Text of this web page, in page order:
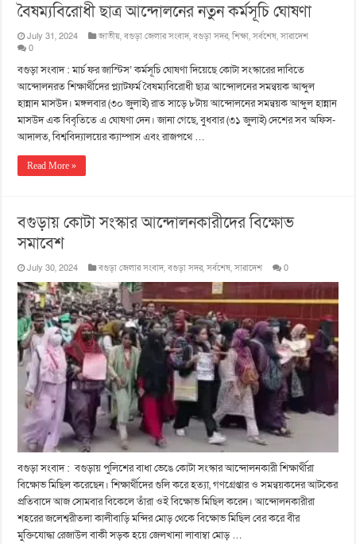
বৈষম্যবিরোধী ছাত্র আন্দোলনের নতুন কর্মসূচি ঘোষণা
July 31, 2024 জাতীয়,বগুড়া জেলার সংবাদ,বগুড়া সদর,শিক্ষা,সর্বশেষ,সারাদেশ
0
বগুড়া সংবাদ : মার্চ ফর জাস্টিস’ কর্মসূচি ঘোষণা দিয়েছে কোটা সংস্কারের দাবিতে
আন্দোলনরত শিক্ষার্থীদের প্ল্যাটফর্ম বৈষম্যবিরোধী ছাত্র আন্দোলনের সমন্বয়ক আব্দুল
হান্নান মাসউদ। মঙ্গলবার (৩০ জুলাই) রাত সাড়ে ৮টায় আন্দোলনের সমন্বয়ক আব্দুল হান্নান
মাসউদ এক বিবৃতিতে এ ঘোষণা দেন। জানা গেছে, বুধবার (৩১ জুলাই) দেশের সব অফিস-
আদালত, বিশ্ববিদ্যালয়ের ক্যাম্পাস এবং রাজপথে …
Read More »
বগুড়ায় কোটা সংস্কার আন্দোলনকারীদের বিক্ষোভ
সমাবেশ
July 30, 2024 বগুড়া জেলার সংবাদ,বগুড়া সদর,সর্বশেষ,সারাদেশ 0
বগুড়া সংবাদ : বগুড়ায় পুলিশের বাধা ভেঙে কোটা সংস্কার আন্দোলনকারী শিক্ষার্থীরা
বিক্ষোভ মিছিল করেছেন। শিক্ষার্থীদের গুলি করে হত্যা, গণগ্রেপ্তার ও সমন্বয়কদের আটকের
প্রতিবাদে আজ সোমবার বিকেলে তাঁরা ওই বিক্ষোভ মিছিল করেন। আন্দোলনকারীরা
শহরের জলেশ্বরীতলা কালীবাড়ি মন্দির মোড় থেকে বিক্ষোভ মিছিল বের করে বীর
মুক্তিযোদ্ধা রেজাউল বাকী সড়ক হয়ে জেলখানা লাবাম্বা মোড় …